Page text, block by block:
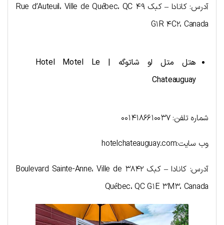
آدرس: کانادا – کبک ۴۹ Rue d’Auteuil، Ville de Québec، QC
G۱R ۴C۲، Canada
هتل متل لو شاتوگه | Hotel Motel Le
Chateauguay
شماره تلفن: ۰۰۱۴۱۸۶۶۱۰۰۳۷
وب سایت:hotelchateauguay.com
آدرس: کانادا – کبک ۳۸۴۲ Boulevard Sainte-Anne، Ville de
Québec، QC G۱E ۳M۳، Canada